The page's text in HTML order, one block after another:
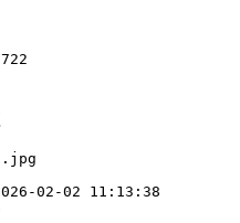
02-02 11:13:38